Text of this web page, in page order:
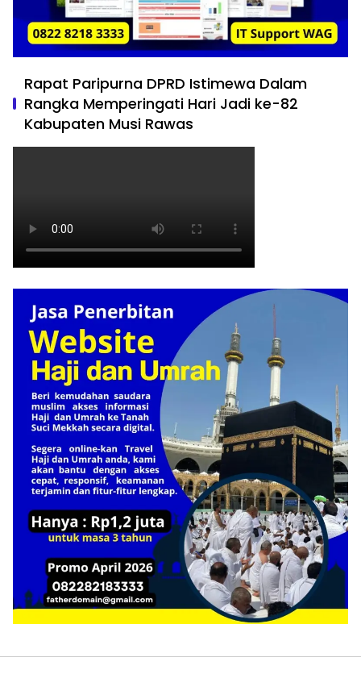
Rapat Paripurna DPRD Istimewa Dalam
Rangka Memperingati Hari Jadi ke-82
Kabupaten Musi Rawas